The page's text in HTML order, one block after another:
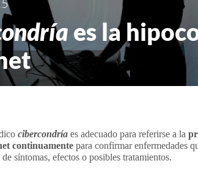
es la
cibercondría es adecuado para referirse a la
continuamente para confirmar enfermedades
síntomas, efectos o posibles tratamientos.